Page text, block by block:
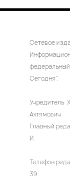
Сетевое
Сегодня”.
Учредитель:
Ахтямович
Главный
И.
Телефон
39